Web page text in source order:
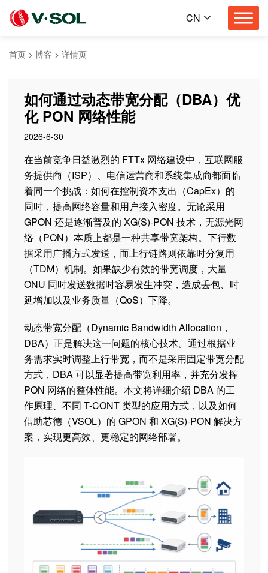
CN
首页 > 博客 > 详情页
如何通过动态带宽分配（DBA）优
化 PON 网络性能
2026-6-30
在当前竞争日益激烈的 FTTx 网络建设中，互联网服
务提供商（ISP）、电信运营商和系统集成商都面临
着同一个挑战：如何在控制资本支出（CapEx）的
同时，提高网络容量和用户接入密度。无论采用
GPON 还是逐渐普及的 XG(S)-PON 技术，无源光网
络（PON）本质上都是一种共享带宽架构。下行数
据采用广播方式发送，而上行链路则依靠时分复用
（TDM）机制。如果缺少有效的带宽调度，大量
ONU 同时发送数据时容易发生冲突，造成丢包、时
延增加以及业务质量（QoS）下降。
动态带宽分配（Dynamic Bandwidth Allocation，
DBA）正是解决这一问题的核心技术。通过根据业
务需求实时调整上行带宽，而不是采用固定带宽分配
方式，DBA 可以显著提高带宽利用率，并充分发挥
PON 网络的整体性能。本文将详细介绍 DBA 的工
作原理、不同 T-CONT 类型的应用方式，以及如何
借助芯德（VSOL）的 GPON 和 XG(S)-PON 解决方
案，实现更高效、更稳定的网络部署。